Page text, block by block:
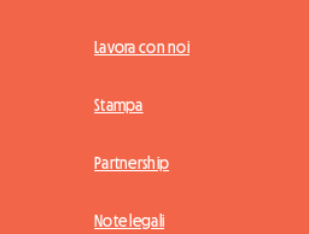
Lavora con noi
Stampa
Partnership
Note legali